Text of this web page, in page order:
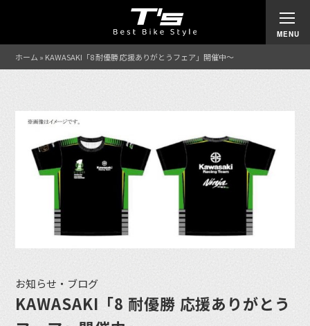
ホーム » KAWASAKI「8 耐優勝 応援ありがとうフェア」開催中〜
お知らせ・ブログ
KAWASAKI「8 耐優勝 応援ありがとう